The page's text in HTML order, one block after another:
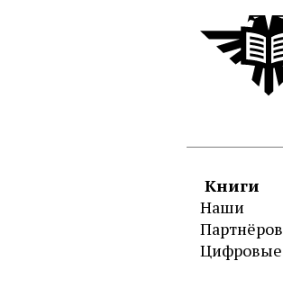
Книги
Наши
Партнёров
Цифровые